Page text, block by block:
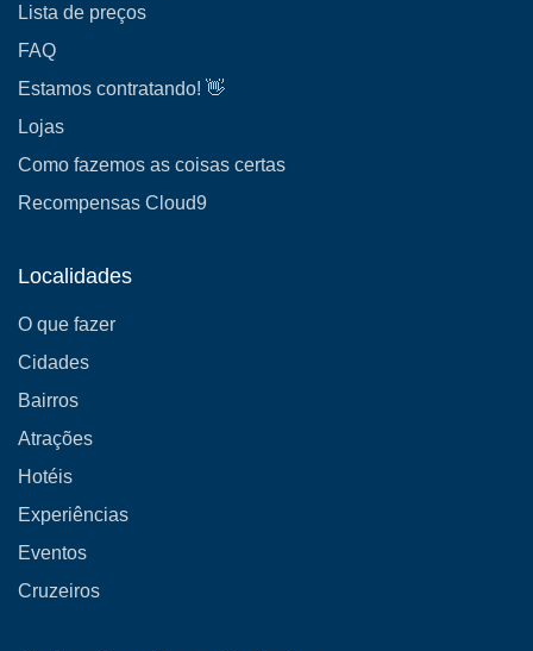
Lista de preços
FAQ
Estamos contratando! 👋
Lojas
Como fazemos as coisas certas
Recompensas Cloud9
Localidades
O que fazer
Cidades
Bairros
Atrações
Hotéis
Experiências
Eventos
Cruzeiros